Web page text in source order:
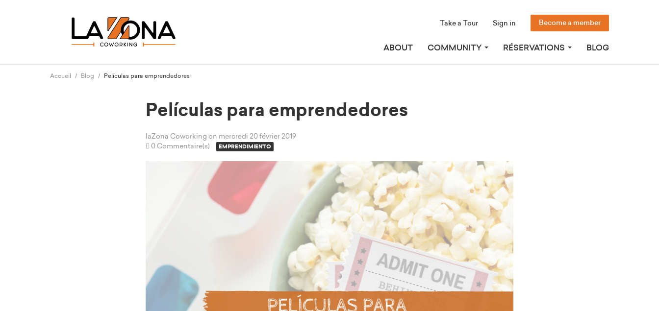
ABOUT COMMUNITY RÉSERVATIONS BLOG
Take a Tour Sign in Become a member
Accueil Blog Películas para emprendedores
Películas para emprendedores
laZona Coworking on mercredi 20 février 2019
0 Commentaire(s)
EMPRENDIMIENTO